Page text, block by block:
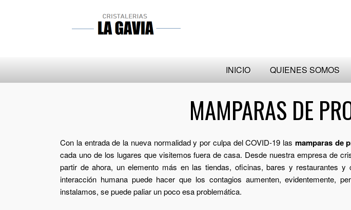
INICIO QUIENES SOMOS
MAMPARAS DE
Con la entrada de la nueva normalidad y por culpa del COVID-19 las mamparas de
cada uno de los lugares que visitemos fuera de casa. Desde nuestra empresa de
partir de ahora, un elemento más en las tiendas, oficinas, bares y restaurantes
interacción humana puede hacer que los contagios aumenten, evidentemente,
instalamos, se puede paliar un poco esa problemática.